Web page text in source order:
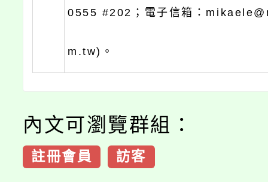
0555 #202；電子信箱：
m.tw)。
內文可瀏覽群組：
註冊會員 訪客